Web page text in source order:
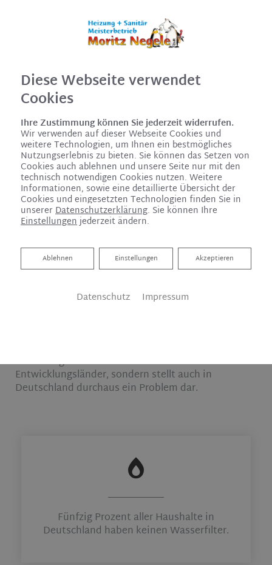
Hygienisch, komfortabel und
sicher: Trinkwasserhygiene
Bad – Wasser ist unser wichtigster Rohstoff und
Schmutziges Trinkwasser betrifft nicht nur
Entwicklungsländer, sondern stellt auch in
Deutschland durchaus ein Problem dar.
Fünfzig Prozent aller Haushalte in
Deutschland haben keinen Wasserfilter.
Diese Webseite verwendet
Cookies
Ihre Zustimmung können Sie jederzeit widerrufen.
Wir verwenden auf dieser Webseite Cookies und
weitere Technologien, um Ihnen ein bestmögliches
Nutzungserlebnis zu bieten. Sie können das Setzen von
Cookies auch ablehnen und unsere Seite nur mit den
technisch notwendigen Cookies nutzen. Weitere
Informationen, sowie eine detaillierte Übersicht der
Cookies und eingesetzten Technologien finden Sie in
unsererDatenschutzerklärung. Sie können Ihre
Einstellungenjederzeit ändern.
Akzeptieren
Einstellungen
Ablehnen
Ablehnen
Datenschutz Impressum